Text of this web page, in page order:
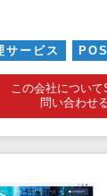
サービス
この会社について
問い合わせ